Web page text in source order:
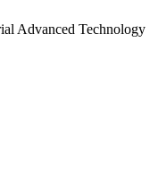
Advanced Technology